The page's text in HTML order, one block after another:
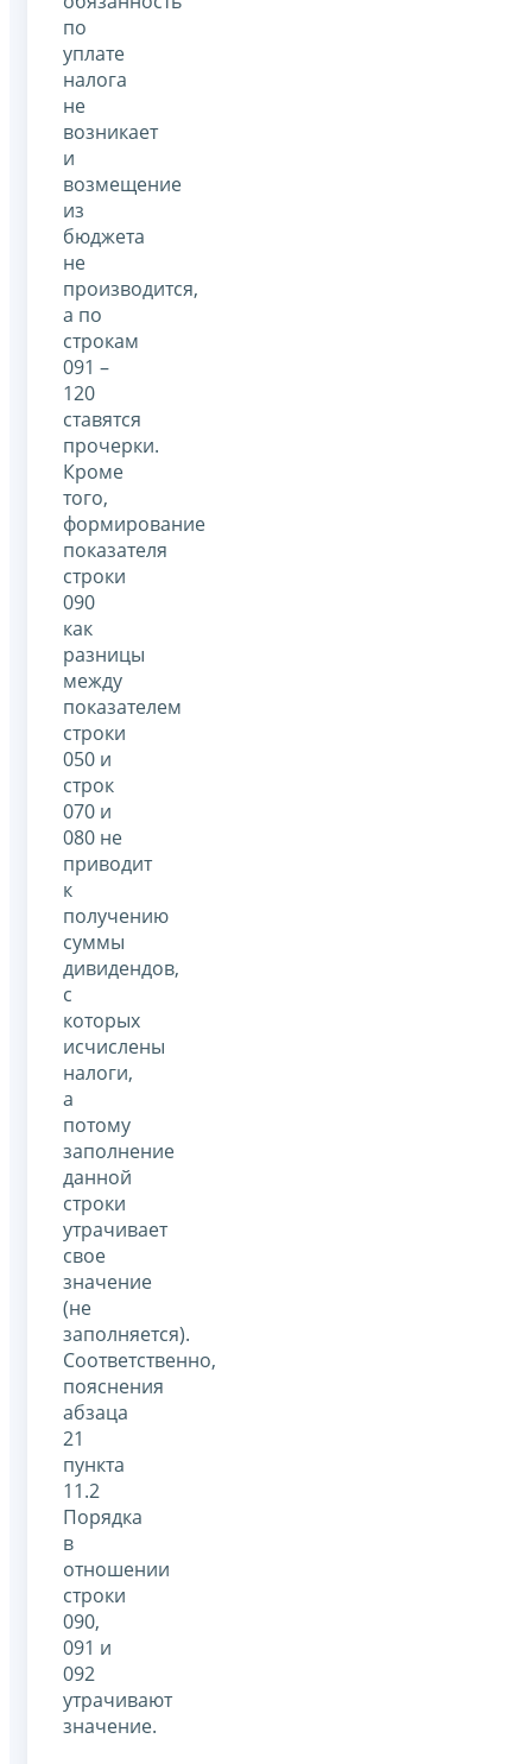
по
уплате
налога
не
возникает
и
возмещение
из
бюджета
не
производится,
а по
строкам
091 –
120
ставятся
прочерки.
Кроме
того,
формирование
показателя
строки
090
как
разницы
между
показателем
строки
050 и
строк
070 и
080 не
приводит
к
получению
суммы
дивидендов,
с
которых
исчислены
налоги,
а
потому
заполнение
данной
строки
утрачивает
свое
значение
(не
заполняется).
Соответственно,
пояснения
абзаца
21
пункта
11.2
Порядка
в
отношении
строки
090,
091 и
092
утрачивают
значение.